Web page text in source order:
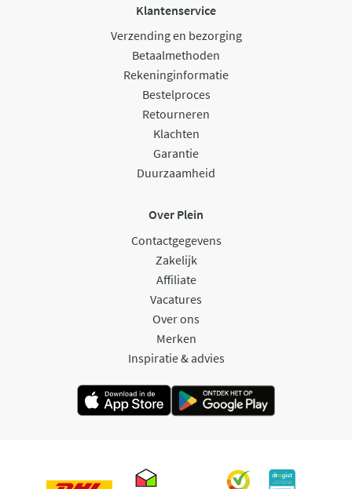
Klantenservice
Verzending en bezorging
Betaalmethoden
Rekeninginformatie
Bestelproces
Retourneren
Klachten
Garantie
Duurzaamheid
Over Plein
Contactgegevens
Zakelijk
Affiliate
Vacatures
Over ons
Merken
Inspiratie & advies